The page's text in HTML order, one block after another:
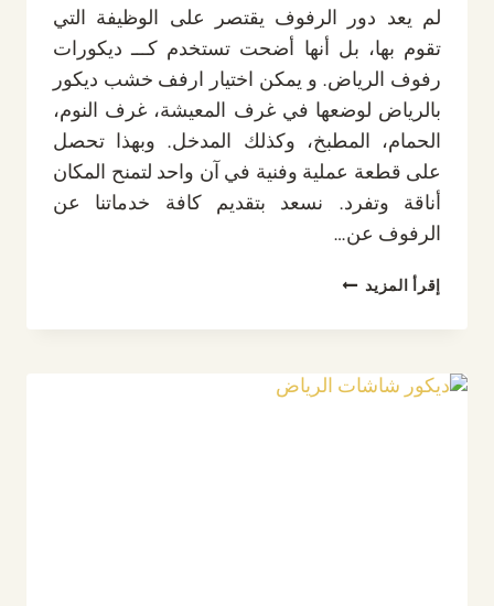
لم يعد دور الرفوف يقتصر على الوظيفة التي
تقوم بها، بل أنها أضحت تستخدم كـــ ديكورات
رفوف الرياض. و يمكن اختيار ارفف خشب ديكور
بالرياض لوضعها في غرف المعيشة، غرف النوم،
الحمام، المطبخ، وكذلك المدخل. وبهذا تحصل
على قطعة عملية وفنية في آن واحد لتمنح المكان
أناقة وتفرد. نسعد بتقديم كافة خدماتنا عن
الرفوف عن…
إقرأ المزيد ديكورات
الرياض
0532889551